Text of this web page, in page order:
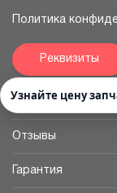
Узнайте цену
Политика
Реквизиты
Главная
Отзывы
Гарантия